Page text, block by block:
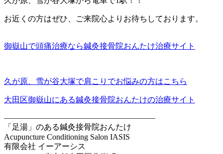
お近くの方はぜひ、ご来院心よりお待ちしております。
御嶽山で頭痛治療なら鍼灸接骨院おんたけ治療サイト
久が原、雪が谷大塚で肩こりでお悩みの方はこちら
大田区御嶽山にある鍼灸接骨院おんたけの治療サイト
———————————————————
「足湯」のある鍼灸接骨院おんたけ
Acupuncture Conditioning Salon IASIS
有限会社 イーアーシス